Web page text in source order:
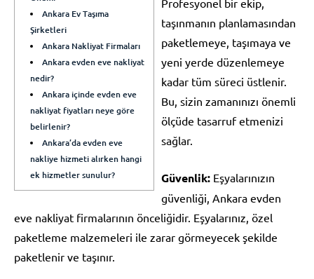
Ankara Ev Taşıma
Şirketleri
Ankara Nakliyat Firmaları
Ankara evden eve nakliyat
nedir?
Ankara içinde evden eve
nakliyat fiyatları neye göre
belirlenir?
Ankara’da evden eve
nakliye hizmeti alırken hangi
ek hizmetler sunulur?
taşınmanın planlamasından
paketlemeye, taşımaya ve
yeni yerde düzenlemeye
kadar tüm süreci üstlenir.
Bu, sizin zamanınızı önemli
ölçüde tasarruf etmenizi
sağlar.
Güvenlik: Eşyalarınızın
güvenliği, Ankara evden
eve nakliyat firmalarının önceliğidir. Eşyalarınız, özel
paketleme malzemeleri ile zarar görmeyecek şekilde
paketlenir ve taşınır.